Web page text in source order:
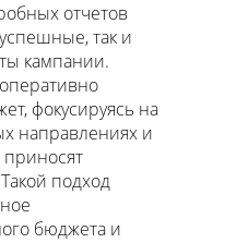
отчетов
так и
кампании.
фокусируясь на
направлениях и
приносят
подход
бюджета и